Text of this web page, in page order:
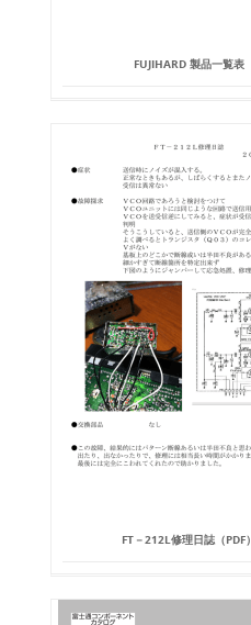
FUJIHARD 製品一覧表
FT－212L修理日誌（PDF）